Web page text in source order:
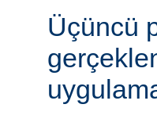
Üçüncü